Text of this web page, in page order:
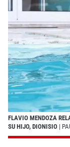
FLAVIO MENDOZA
SU HIJO, DIONISIO |